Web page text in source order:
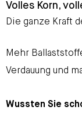
Volles Korn,
Die ganze Kraft
Mehr
Verdauung und
Wussten Sie